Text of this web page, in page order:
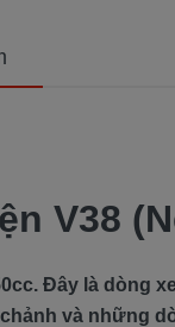
V38
Đây là dòng
và những